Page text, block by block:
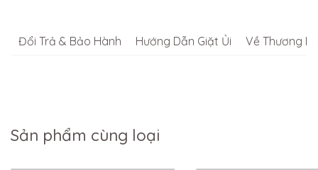
Đổi Trả & Bảo Hành Hướng Dẫn Giặt Ủi Về Thương
Sản phẩm cùng loại